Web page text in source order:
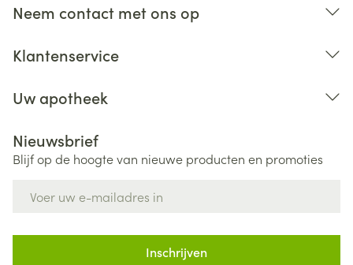
Neem contact met ons op
Klantenservice
Uw apotheek
Nieuwsbrief
Blijf op de hoogte van nieuwe producten en promoties
Inschrijven